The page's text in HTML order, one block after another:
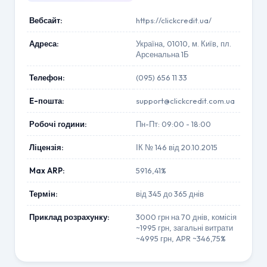
Вебсайт: https://clickcredit.ua/
Адреса:
Україна, 01010, м. Київ, пл.
Арсенальна 1Б
Телефон: (095) 656 11 33
E-пошта: support@clickcredit.com.ua
Робочі години: Пн-Пт: 09:00 - 18:00
Ліцензія: ІК № 146 від 20.10.2015
Max ARP: 5916,41%
Термін: від 345 до 365 днів
Приклад розрахунку:
3000 грн на 70 днів, комісія
~1995 грн, загальні витрати
~4995 грн, APR ~346,75%